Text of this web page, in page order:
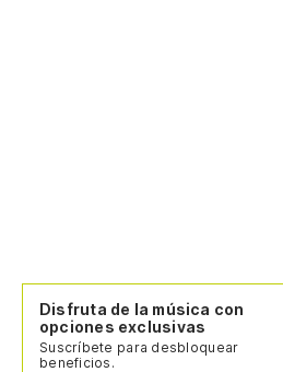
Disfruta de la música con
opciones exclusivas
Suscríbete para desbloquear
beneficios.